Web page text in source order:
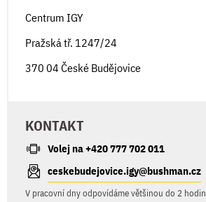
Centrum IGY
Pražská tř. 1247/24
370 04 České Budějovice
KONTAKT
Volej na +420 777 702 011
ceskebudejovice.igy@bushman.cz
V pracovní dny odpovídáme většinou do 2 hodin